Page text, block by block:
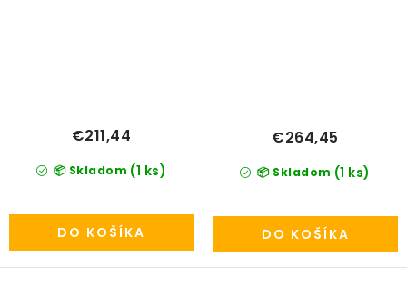
📦 Skladom (1 ks)
€211,44
DO KOŠÍKA
📦 Skladom (1 ks)
€264,45
DO KOŠÍKA